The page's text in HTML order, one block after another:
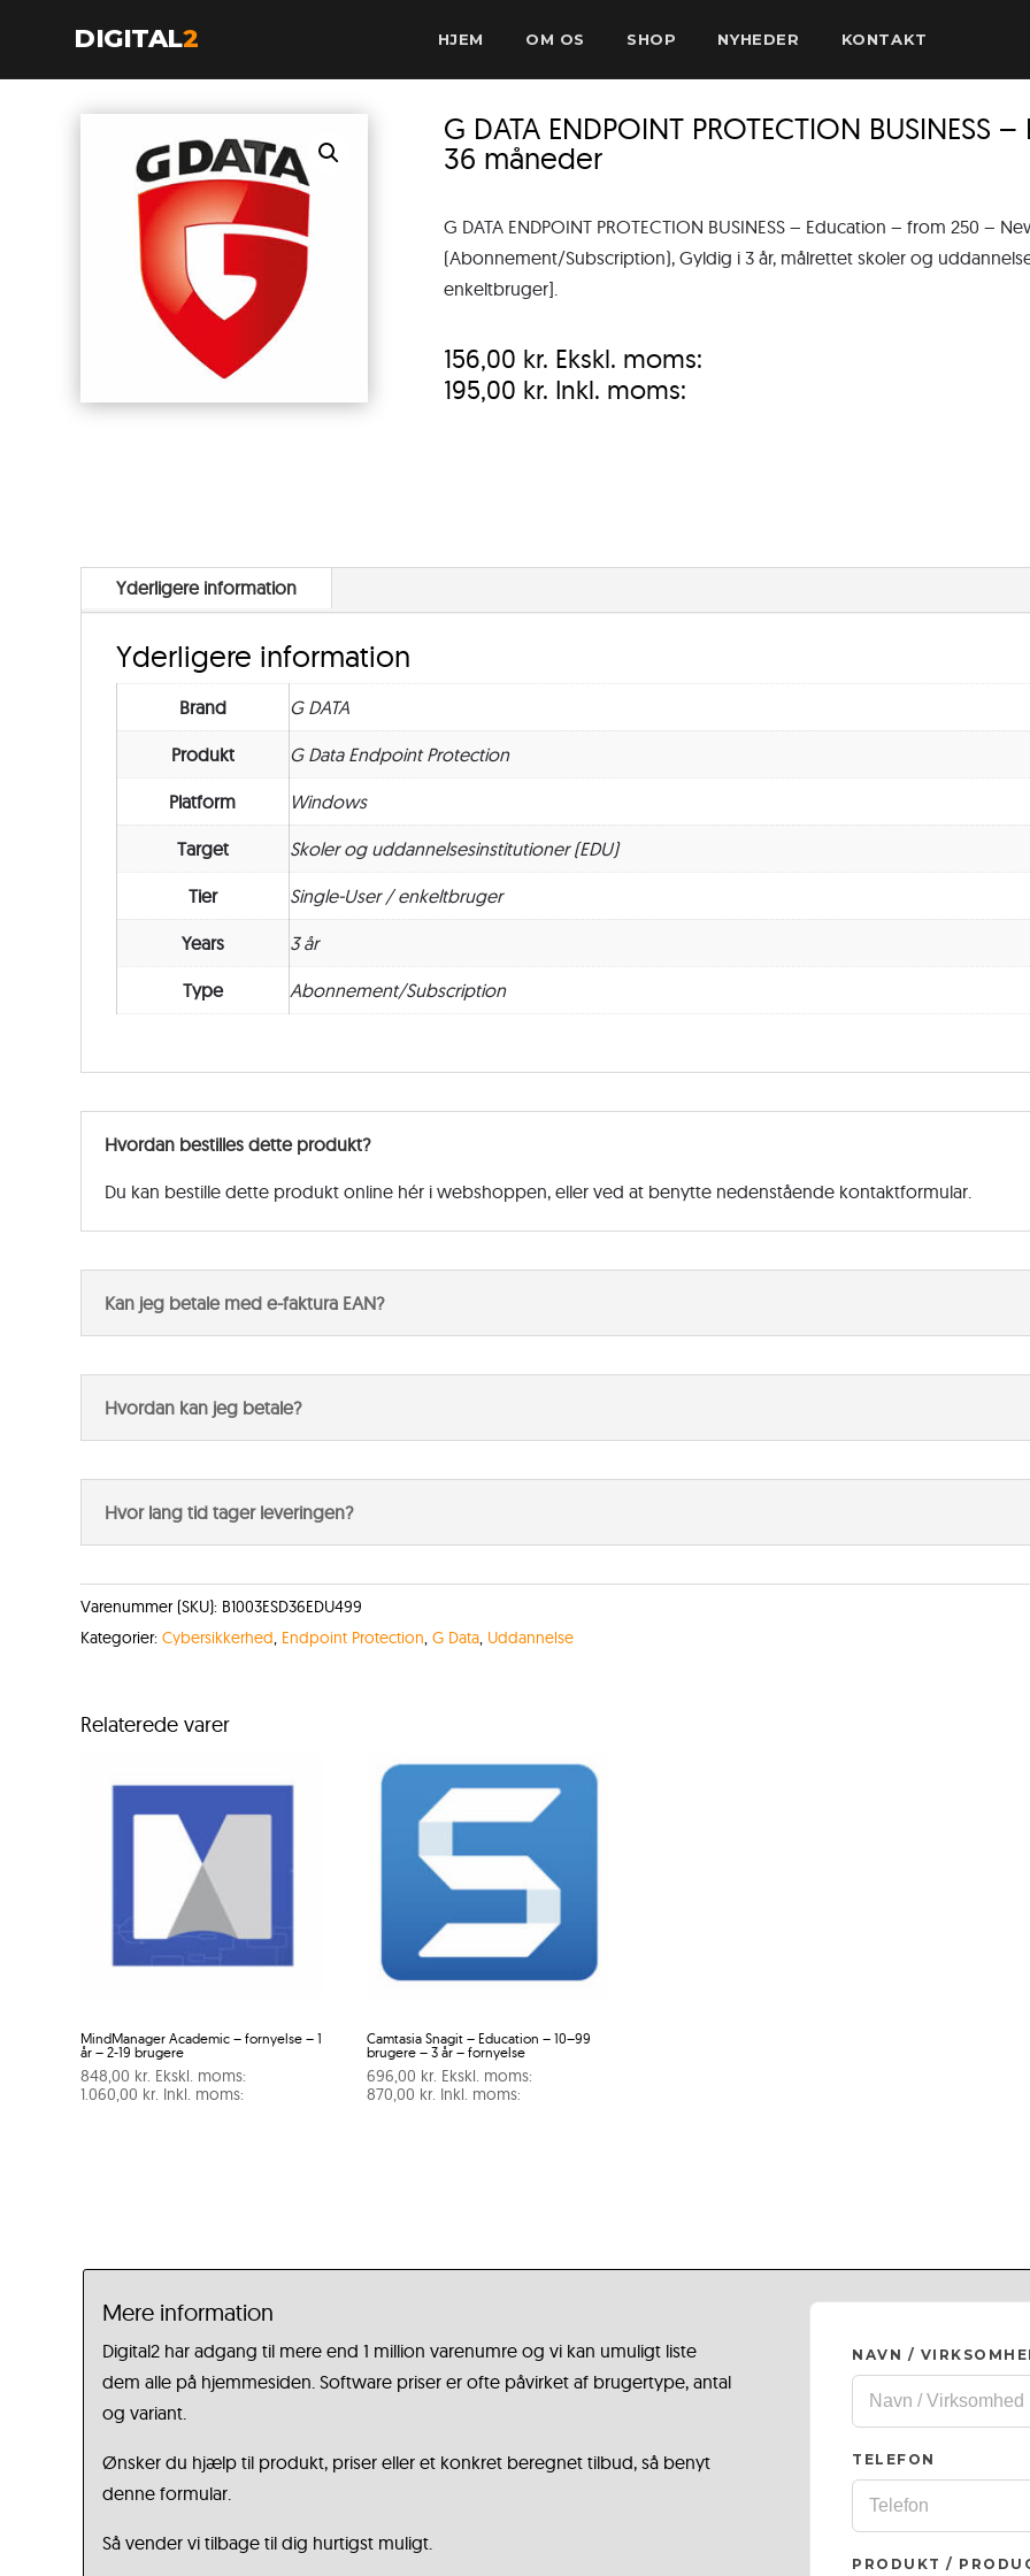
DIGITAL2 HJEM OM OS SHOP NYHEDER KONTAKT
G DATA ENDPOINT PROTECTION
36 måneder
G DATA ENDPOINT PROTECTION BUSINESS – Education – from 250 –
(Abonnement/Subscription), Gyldig i 3 år, målrettet skoler og
enkeltbruger].
156,00 kr. Ekskl. moms:
195,00 kr. Inkl. moms:
Yderligere information
Yderligere information
Brand G DATA
Produkt G Data Endpoint Protection
Platform Windows
Target Skoler og uddannelsesinstitutioner (EDU)
Tier Single-User / enkeltbruger
Years 3 år
Type Abonnement/Subscription
Hvordan bestilles dette produkt?
Du kan bestille dette produkt online hér i webshoppen, eller ved at benytte nedenstående kontaktformular.
Kan jeg betale med e-faktura EAN?
Hvordan kan jeg betale?
Hvor lang tid tager leveringen?
Varenummer (SKU): B1003ESD36EDU499
Kategorier: Cybersikkerhed, Endpoint Protection, G Data, Uddannelse
Relaterede varer
MindManager Academic – fornyelse – 1
år – 2-19 brugere
848,00 kr. Ekskl. moms:
1.060,00 kr. Inkl. moms:
Camtasia Snagit – Education – 10–99
brugere – 3 år – fornyelse
696,00 kr. Ekskl. moms:
870,00 kr. Inkl. moms:
Mere information
Digital2 har adgang til mere end 1 million varenumre og vi kan umuligt liste
dem alle på hjemmesiden. Software priser er ofte påvirket af brugertype, antal
og variant.
Ønsker du hjælp til produkt, priser eller et konkret beregnet tilbud, så benyt
denne formular.
Så vender vi tilbage til dig hurtigst muligt.
NAVN /
TELEFON
PRODUKT /